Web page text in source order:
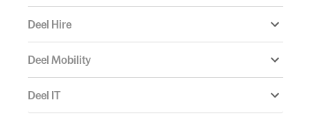
Deel Hire
Deel Mobility
Deel IT